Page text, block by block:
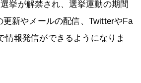
挙が解禁され、選挙運動の期間
更新やメールの配信、TwitterやFa
情報発信ができるようになりま